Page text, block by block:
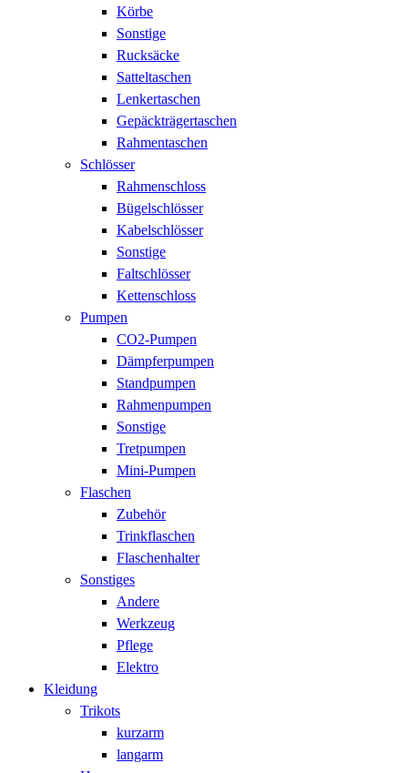
Körbe
Sonstige
Rucksäcke
Satteltaschen
Lenkertaschen
Gepäckträgertaschen
Rahmentaschen
Schlösser
Rahmenschloss
Bügelschlösser
Kabelschlösser
Sonstige
Faltschlösser
Kettenschloss
Pumpen
CO2-Pumpen
Dämpferpumpen
Standpumpen
Rahmenpumpen
Sonstige
Tretpumpen
Mini-Pumpen
Flaschen
Zubehör
Trinkflaschen
Flaschenhalter
Sonstiges
Andere
Werkzeug
Pflege
Elektro
Kleidung
Trikots
kurzarm
langarm